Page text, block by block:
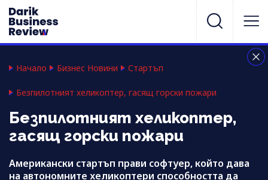
Начало Бизнес Новини Стартъп
Безпилотният хеликоптер, гасящ горски пожари
Безпилотният хеликоптер,
гасящ горски пожари
Американски стартъп прави софтуер, който дава
на автономните хеликоптери способността да